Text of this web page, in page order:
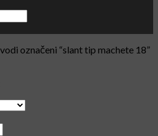
označeni “slant tip machete 18”